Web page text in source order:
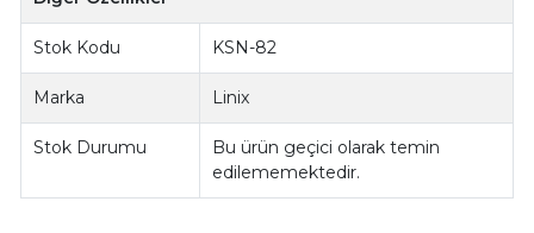
Stok Kodu KSN-82
Marka Linix
Stok Durumu
Bu ürün geçici olarak temin
edilememektedir.